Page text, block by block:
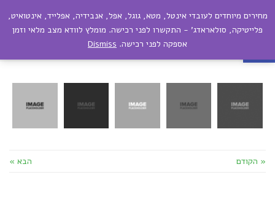
פתח סרגל נגישות
תפריט
ציפורים ועופות
« הקודם הבא »
מחירים מיוחדים לעובדי אינטל, מטא, גוגל, אפל, אנבידיה, אפלייד, אינטואיט,
פלייטיקה, סולאראדג' - התקשרו לפני רכישה. מומלץ לוודא מצב מלאי וזמן
אספקה לפני רכישה. Dismiss